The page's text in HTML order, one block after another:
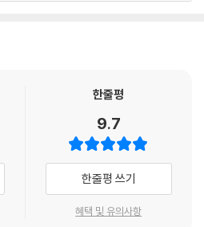
의 마음은 많이 흔들렸다. 곰곰이 생각해
에 가까운 것이 아니었을까. 내가 지닌
에 나도 포함되어 있는 까닭이다. 나는
싶은 시간, 숨기고 싶은 시간에 함께 있는
의 삶에서 최대한 빨리 삭제되어야 하는
활동하는 경험, 나도 타인도 소외시키지
들과 저자는 기다림, 설렘, 긴장, 흥겨움
의 즐거움을 알고 환대의 의미를 알게
시간은 그들의 인생에서 삭제하고 싶은
인생의 겨울일 뿐이다. 자신의 존재를
는 시간, 숨기고 싶은 시간이자 소년의
시간이다.
질문한다. 그리고 우리에게 당부한다.
바라보던 그들의 눈망울이 있다. 그 자리
어하는 게 아니라 만날 글과 이야기가 없
니, 이들의 삶에 눈을 반짝이는 글과 말에
는지 깨닫게 된다. 나아가 세상이 사랑하
한줄평
9.7
한줄평 쓰기
혜택 및 유의사항